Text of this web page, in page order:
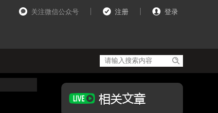
关注微信公众号 注册 登录